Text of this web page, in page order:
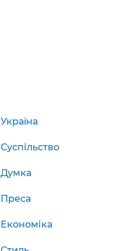
Україна
Суспільство
Думка
Преса
Економіка